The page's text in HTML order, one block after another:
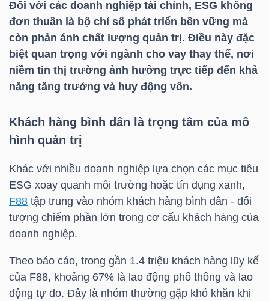
Đối với các doanh nghiệp tài chính, ESG không
đơn thuần là bộ chỉ số phát triển bền vững mà
còn phản ánh chất lượng quản trị. Điều này đặc
biệt quan trọng với ngành cho vay thay thế, nơi
niềm tin thị trường ảnh hưởng trực tiếp đến khả
năng tăng trưởng và huy động vốn.
Khách hàng bình dân là trọng tâm của mô
hình quản trị
Khác với nhiều doanh nghiệp lựa chọn các mục tiêu
ESG xoay quanh môi trường hoặc tín dụng xanh,
F88 tập trung vào nhóm khách hàng bình dân - đối
tượng chiếm phần lớn trong cơ cấu khách hàng của
doanh nghiệp.
Theo báo cáo, trong gần 1.4 triệu khách hàng lũy kế
của F88, khoảng 67% là lao động phổ thông và lao
động tự do. Đây là nhóm thường gặp khó khăn khi
DOANH
NGHIỆP
TÀI
CHÍNH
HÓA